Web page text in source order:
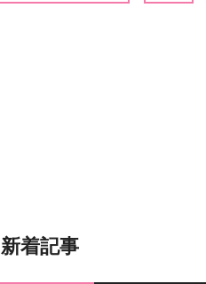
新着記事